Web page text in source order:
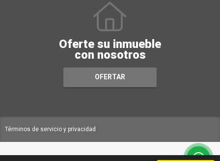
Oferte su inmueble
con nosotros
OFERTAR
Términos de servicio y privacidad